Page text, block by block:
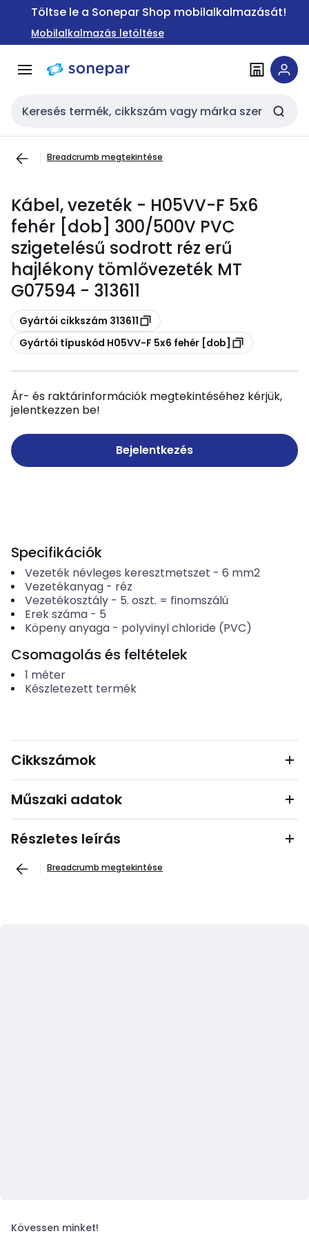
Ugrás a
Ugrás a
tartalomra
Töltse le a Sonepar Shop mobilalkalmazását!
Mobilalkalmazás letöltése
Keresési bemenet
Breadcrumb megtekintése
Kábel, vezeték - H05VV-F 5x6
fehér [dob] 300/500V PVC
szigetelésű sodrott réz erű
hajlékony tömlővezeték MT
G07594 - 313611
Másolás
Gyártói cikkszám 313611
Másolás
Gyártói típuskód H05VV-F 5x6 fehér [dob]
Ár- és raktárinformációk megtekintéséhez kérjük,
jelentkezzen be!
Bejelentkezés
Specifikációk
Vezeték névleges keresztmetszet - 6 mm2
Vezetékanyag- réz
Vezetékosztály- 5. oszt. = finomszálú
Erek száma- 5
Köpeny anyaga- polyvinyl chloride (PVC)
Csomagolás és feltételek
1 méter
Készletezett termék
Cikkszámok
Műszaki adatok
Részletes leírás
Breadcrumb megtekintése
Kövessen minket!